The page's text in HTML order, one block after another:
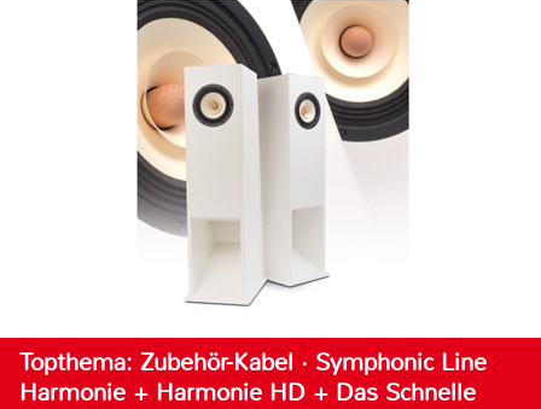
Topthema: Zubehör-Kabel · Symphonic Line
Harmonie + Harmonie HD + Das Schnelle